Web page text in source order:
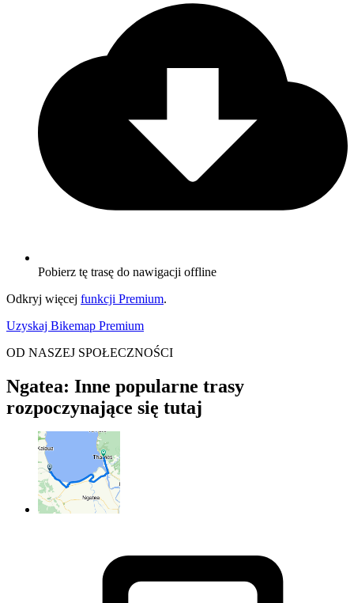
Pobierz tę trasę do nawigacji offline
Odkryj więcej funkcji Premium.
Uzyskaj Bikemap Premium
OD NASZEJ SPOŁECZNOŚCI
Ngatea: Inne popularne trasy
rozpoczynające się tutaj